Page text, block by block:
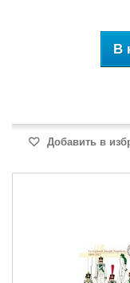
В
Добавить в